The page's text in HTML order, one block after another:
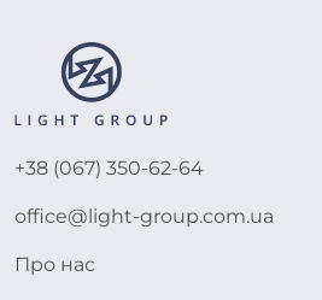
+38 (067) 350-62-64
office@light-group.com.ua
Про нас